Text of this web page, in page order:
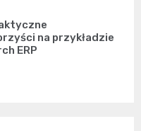
na przykładzie
ERP